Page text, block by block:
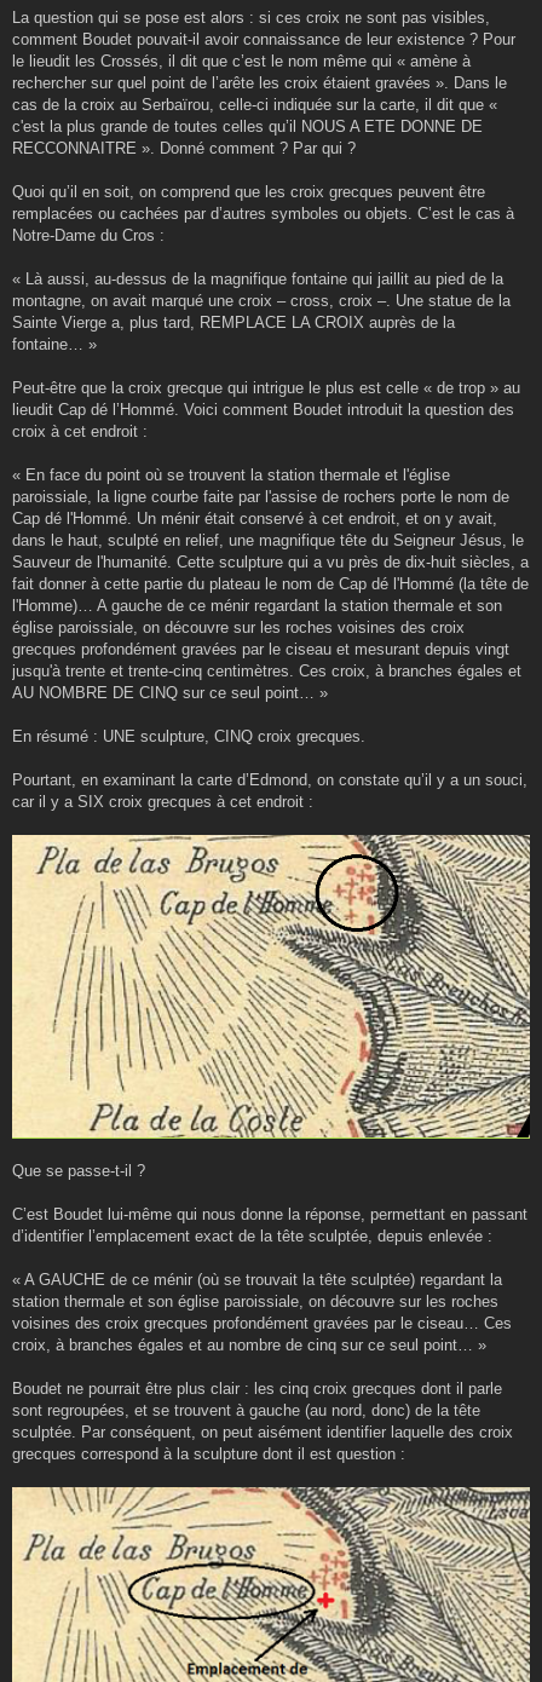
La question qui se pose est alors : si ces croix ne sont pas visibles,
comment Boudet pouvait-il avoir connaissance de leur existence ? Pour
le lieudit les Crossés, il dit que c’est le nom même qui « amène à
rechercher sur quel point de l’arête les croix étaient gravées ». Dans le
cas de la croix au Serbaïrou, celle-ci indiquée sur la carte, il dit que «
c'est la plus grande de toutes celles qu’il NOUS A ETE DONNE DE
RECCONNAITRE ». Donné comment ? Par qui ?
Quoi qu’il en soit, on comprend que les croix grecques peuvent être
remplacées ou cachées par d’autres symboles ou objets. C’est le cas à
Notre-Dame du Cros :
« Là aussi, au-dessus de la magnifique fontaine qui jaillit au pied de la
montagne, on avait marqué une croix – cross, croix –. Une statue de la
Sainte Vierge a, plus tard, REMPLACE LA CROIX auprès de la
fontaine… »
Peut-être que la croix grecque qui intrigue le plus est celle « de trop » au
lieudit Cap dé l’Hommé. Voici comment Boudet introduit la question des
croix à cet endroit :
« En face du point où se trouvent la station thermale et l'église
paroissiale, la ligne courbe faite par l'assise de rochers porte le nom de
Cap dé l'Hommé. Un ménir était conservé à cet endroit, et on y avait,
dans le haut, sculpté en relief, une magnifique tête du Seigneur Jésus, le
Sauveur de l'humanité. Cette sculpture qui a vu près de dix-huit siècles, a
fait donner à cette partie du plateau le nom de Cap dé l'Hommé (la tête de
l'Homme)… A gauche de ce ménir regardant la station thermale et son
église paroissiale, on découvre sur les roches voisines des croix
grecques profondément gravées par le ciseau et mesurant depuis vingt
jusqu'à trente et trente-cinq centimètres. Ces croix, à branches égales et
AU NOMBRE DE CINQ sur ce seul point… »
En résumé : UNE sculpture, CINQ croix grecques.
Pourtant, en examinant la carte d’Edmond, on constate qu’il y a un souci,
car il y a SIX croix grecques à cet endroit :
Que se passe-t-il ?
C’est Boudet lui-même qui nous donne la réponse, permettant en passant
d’identifier l’emplacement exact de la tête sculptée, depuis enlevée :
« A GAUCHE de ce ménir (où se trouvait la tête sculptée) regardant la
station thermale et son église paroissiale, on découvre sur les roches
voisines des croix grecques profondément gravées par le ciseau… Ces
croix, à branches égales et au nombre de cinq sur ce seul point… »
Boudet ne pourrait être plus clair : les cinq croix grecques dont il parle
sont regroupées, et se trouvent à gauche (au nord, donc) de la tête
sculptée. Par conséquent, on peut aisément identifier laquelle des croix
grecques correspond à la sculpture dont il est question :